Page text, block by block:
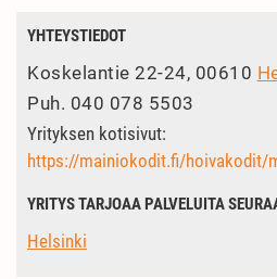
YHTEYSTIEDOT
Koskelantie 22-24, 00610
Puh. 040 078 5503
Yrityksen kotisivut:
https://mainiokodit.fi/hoivakodit/
YRITYS TARJOAA PALVELUITA
Helsinki